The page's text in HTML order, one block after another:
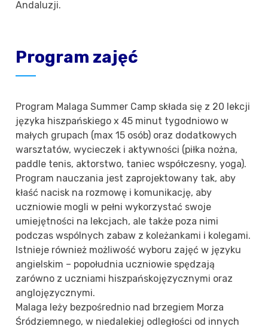
Andaluzji.
Program zajęć
Program Malaga Summer Camp składa się z 20 lekcji
języka hiszpańskiego x 45 minut tygodniowo w
małych grupach (max 15 osób) oraz dodatkowych
warsztatów, wycieczek i aktywności (piłka nożna,
paddle tenis, aktorstwo, taniec współczesny, yoga).
Program nauczania jest zaprojektowany tak, aby
kłaść nacisk na rozmowę i komunikację, aby
uczniowie mogli w pełni wykorzystać swoje
umiejętności na lekcjach, ale także poza nimi
podczas wspólnych zabaw z koleżankami i kolegami.
Istnieje również możliwość wyboru zajęć w języku
angielskim – popołudnia uczniowie spędzają
zarówno z uczniami hiszpańskojęzycznymi oraz
anglojęzycznymi.
Malaga leży bezpośrednio nad brzegiem Morza
Śródziemnego, w niedalekiej odległości od innych